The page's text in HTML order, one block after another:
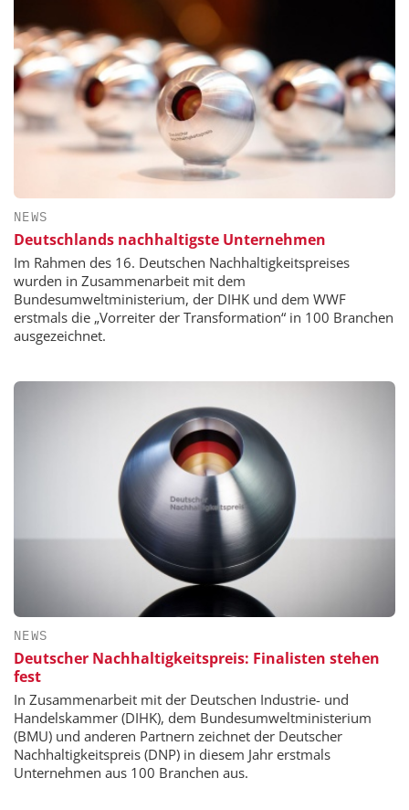
NEWS
Deutschlands nachhaltigste Unternehmen
Im Rahmen des 16. Deutschen Nachhaltigkeitspreises
wurden in Zusammenarbeit mit dem
Bundesumweltministerium, der DIHK und dem WWF
erstmals die „Vorreiter der Transformation“ in 100 Branchen
ausgezeichnet.
NEWS
Deutscher Nachhaltig­keits­preis: Finalisten stehen
fest
In Zusammenarbeit mit der Deutschen Industrie- und
Handelskammer (DIHK), dem Bundesumweltministerium
(BMU) und anderen Partnern zeichnet der Deutscher
Nachhaltig­keits­preis (DNP) in diesem Jahr erstmals
Unternehmen aus 100 Branchen aus.